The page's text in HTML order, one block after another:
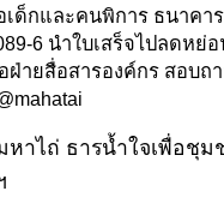
ด็กและคนพิการ ธนาคา
6 นำใบเสร็จไปลดหย่
ฝ่ายสื่อสารองค์กร สอบถ
หาไถ่ ธารน้ำใจเพื่อชุม